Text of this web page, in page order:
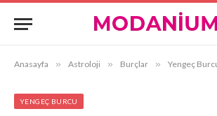
Anasayfa » Astroloji » Burçlar » Yengeç
YENGEÇ BURCU